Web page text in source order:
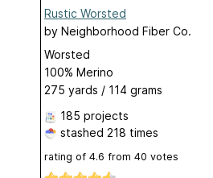
Rustic Worsted
by Neighborhood Fiber Co.
Worsted
100% Merino
275 yards / 114 grams
185 projects
stashed 218 times
rating of 4.6 from 40 votes